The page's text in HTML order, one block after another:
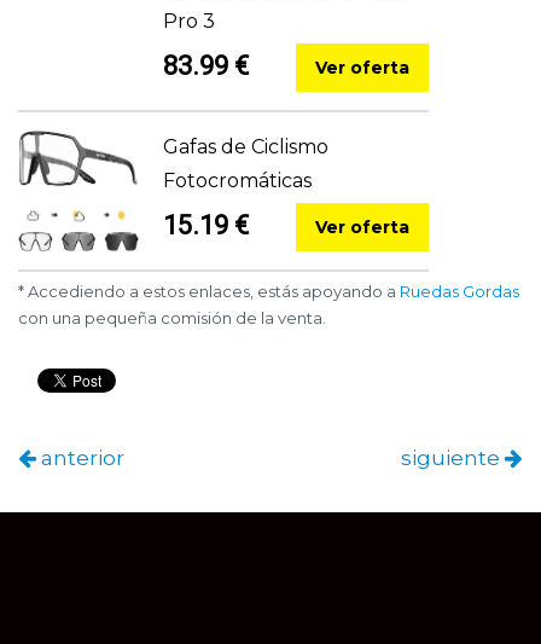
Pro 3
83.99 € Ver oferta
Gafas de Ciclismo
Fotocromáticas
15.19 € Ver oferta
* Accediendo a estos enlaces, estás apoyando a Ruedas Gordas
con una pequeña comisión de la venta.
anterior siguiente